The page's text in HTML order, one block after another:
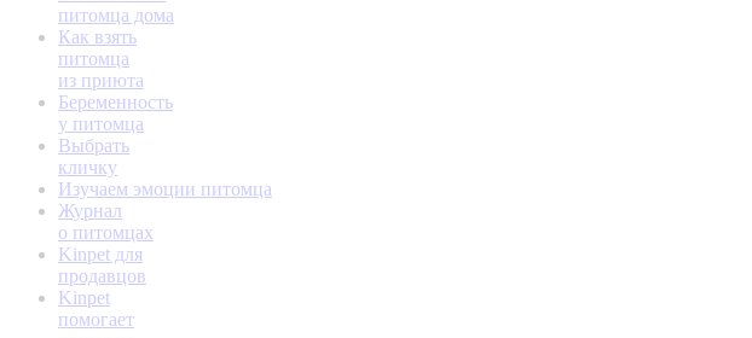
питомца дома
Как взять
питомца
из приюта
Беременность
у питомца
Выбрать
кличку
Изучаем эмоции питомца
Журнал
о питомцах
Kinpet для
продавцов
Kinpet
помогает